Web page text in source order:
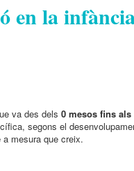
en la
va des dels 0 mesos fins als
segons el
mesura que creix.